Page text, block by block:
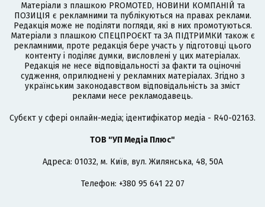
Матеріали з плашкою PROMOTED, НОВИНИ КОМПАНІЙ та
ПОЗИЦІЯ є рекламними та публікуються на правах реклами.
Редакція може не поділяти погляди, які в них промотуються.
Матеріали з плашкою СПЕЦПРОЄКТ та ЗА ПІДТРИМКИ також є
рекламними, проте редакція бере участь у підготовці цього
контенту і поділяє думки, висловлені у цих матеріалах.
Редакція не несе відповідальності за факти та оціночні
судження, оприлюднені у рекламних матеріалах. Згідно з
українським законодавством відповідальність за зміст
реклами несе рекламодавець.
Cубєкт у сфері онлайн-медіа; ідентифікатор медіа - R40-02163.
ТОВ "УП Медіа Плюс"
Адреса: 01032, м. Київ, вул. Жилянська, 48, 50А
Телефон: +380 95 641 22 07